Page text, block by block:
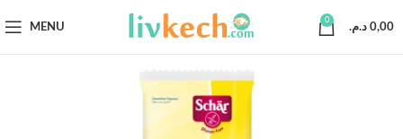
MENU
0
0,00 د.م.